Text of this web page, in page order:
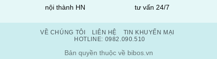
nội thành HN
tư vấn 24/7
VỀ CHÚNG TÔI LIÊN HỆ
TIN KHUYẾN MẠI
HOTLINE: 0982.090.510
Bản quyền thuộc về bibos.vn